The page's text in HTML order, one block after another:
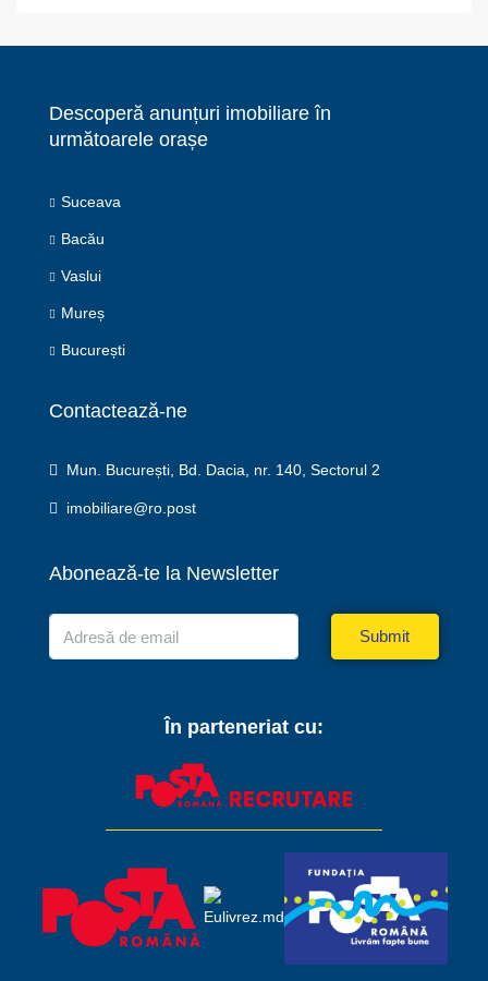
Descoperă anunțuri imobiliare în
următoarele orașe
Suceava
Bacău
Vaslui
Mureș
București
Contactează-ne
Mun. București, Bd. Dacia, nr. 140, Sectorul 2
imobiliare@ro.post
Abonează-te la Newsletter
Submit
În parteneriat cu: